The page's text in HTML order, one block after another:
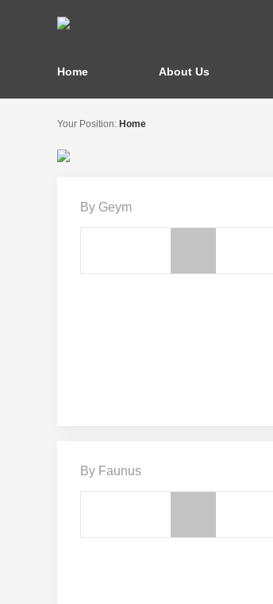
Home About Us
Your Position: Home
By Geym
By Faunus